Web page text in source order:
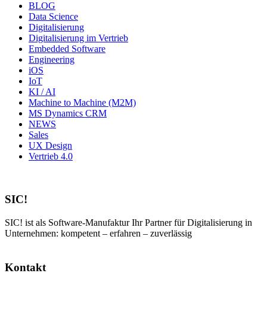
BLOG
Data Science
Digitalisierung
Digitalisierung im Vertrieb
Embedded Software
Engineering
iOS
IoT
KI / AI
Machine to Machine (M2M)
MS Dynamics CRM
NEWS
Sales
UX Design
Vertrieb 4.0
SIC!
SIC! ist als Software-Manufaktur Ihr Partner für Digitalisierung in
Unternehmen: kompetent – erfahren – zuverlässig
Kontakt